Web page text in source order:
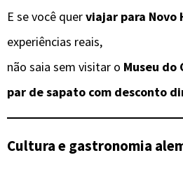
E se você querviajar para Novo
experiências reais,
não saia sem visitar o Museu do
par de sapato com desconto
Cultura e gastronomia